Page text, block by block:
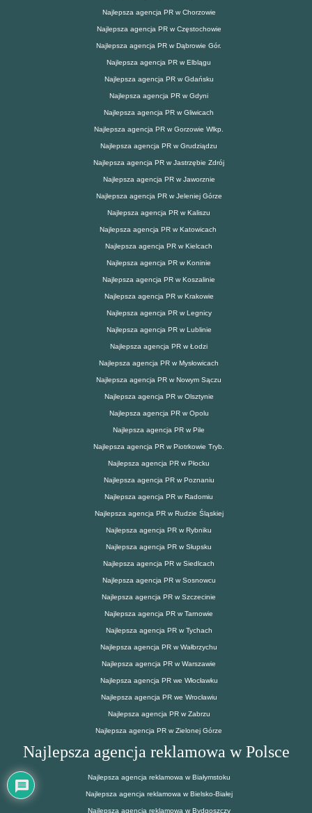
Najlepsza agencja PR w Chorzowie
Najlepsza agencja PR w Częstochowie
Najlepsza agencja PR w Dąbrowie Gór.
Najlepsza agencja PR w Elblągu
Najlepsza agencja PR w Gdańsku
Najlepsza agencja PR w Gdyni
Najlepsza agencja PR w Gliwicach
Najlepsza agencja PR w Gorzowie Wlkp.
Najlepsza agencja PR w Grudziądzu
Najlepsza agencja PR w Jastrzębie Zdrój
Najlepsza agencja PR w Jaworznie
Najlepsza agencja PR w Jeleniej Górze
Najlepsza agencja PR w Kaliszu
Najlepsza agencja PR w Katowicach
Najlepsza agencja PR w Kielcach
Najlepsza agencja PR w Koninie
Najlepsza agencja PR w Koszalinie
Najlepsza agencja PR w Krakowie
Najlepsza agencja PR w Legnicy
Najlepsza agencja PR w Lublinie
Najlepsza agencja PR w Łodzi
Najlepsza agencja PR w Mysłowicach
Najlepsza agencja PR w Nowym Sączu
Najlepsza agencja PR w Olsztynie
Najlepsza agencja PR w Opolu
Najlepsza agencja PR w Pile
Najlepsza agencja PR w Piotrkowie Tryb.
Najlepsza agencja PR w Płocku
Najlepsza agencja PR w Poznaniu
Najlepsza agencja PR w Radomiu
Najlepsza agencja PR w Rudzie Śląskiej
Najlepsza agencja PR w Rybniku
Najlepsza agencja PR w Słupsku
Najlepsza agencja PR w Siedlcach
Najlepsza agencja PR w Sosnowcu
Najlepsza agencja PR w Szczecinie
Najlepsza agencja PR w Tarnowie
Najlepsza agencja PR w Tychach
Najlepsza agencja PR w Wałbrzychu
Najlepsza agencja PR w Warszawie
Najlepsza agencja PR we Włocławku
Najlepsza agencja PR we Wrocławiu
Najlepsza agencja PR w Zabrzu
Najlepsza agencja PR w Zielonej Górze
Najlepsza agencja reklamowa w Polsce
Najlepsza agencja reklamowa w Białymstoku
Najlepsza agencja reklamowa w Bielsko-Białej
Najlepsza agencja reklamowa w Bydgoszczy